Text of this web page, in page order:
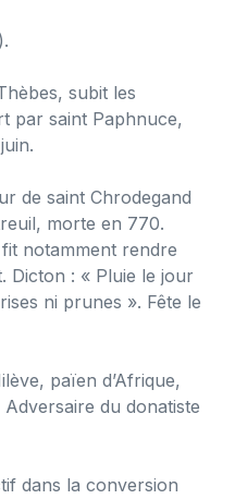
subit les
par saint Paphnuce,
de saint Chrodegand
morte en 770.
notamment rendre
Dicton : « Pluie le jour
ni prunes ». Fête le
païen d’Afrique,
du donatiste
dans la conversion